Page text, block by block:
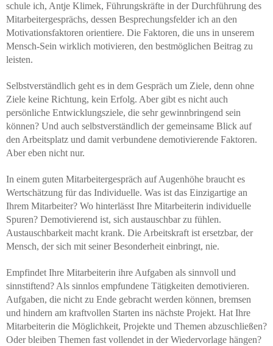
schule ich, Antje Klimek, Führungskräfte in der Durchführung des
Mitarbeitergesprächs, dessen Besprechungsfelder ich an den
Motivationsfaktoren orientiere. Die Faktoren, die uns in unserem
Mensch-Sein wirklich motivieren, den bestmöglichen Beitrag zu
leisten.
Selbstverständlich geht es in dem Gespräch um Ziele, denn ohne
Ziele keine Richtung, kein Erfolg. Aber gibt es nicht auch
persönliche Entwicklungsziele, die sehr gewinnbringend sein
können? Und auch selbstverständlich der gemeinsame Blick auf
den Arbeitsplatz und damit verbundene demotivierende Faktoren.
Aber eben nicht nur.
In einem guten Mitarbeitergespräch auf Augenhöhe braucht es
Wertschätzung für das Individuelle. Was ist das Einzigartige an
Ihrem Mitarbeiter? Wo hinterlässt Ihre Mitarbeiterin individuelle
Spuren? Demotivierend ist, sich austauschbar zu fühlen.
Austauschbarkeit macht krank. Die Arbeitskraft ist ersetzbar, der
Mensch, der sich mit seiner Besonderheit einbringt, nie.
Empfindet Ihre Mitarbeiterin ihre Aufgaben als sinnvoll und
sinnstiftend? Als sinnlos empfundene Tätigkeiten demotivieren.
Aufgaben, die nicht zu Ende gebracht werden können, bremsen
und hindern am kraftvollen Starten ins nächste Projekt. Hat Ihre
Mitarbeiterin die Möglichkeit, Projekte und Themen abzuschließen?
Oder bleiben Themen fast vollendet in der Wiedervorlage hängen?